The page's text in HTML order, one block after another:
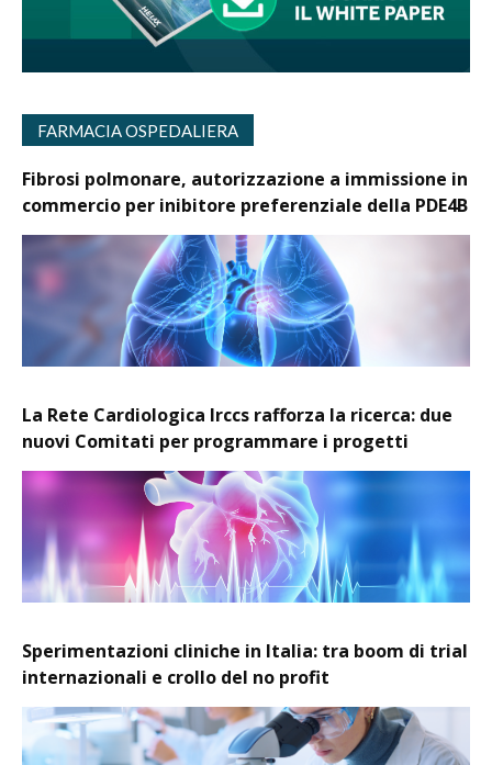
FARMACIA OSPEDALIERA
Fibrosi polmonare, autorizzazione a immissione in
commercio per inibitore preferenziale della PDE4B
La Rete Cardiologica Irccs rafforza la ricerca: due
nuovi Comitati per programmare i progetti
Sperimentazioni cliniche in Italia: tra boom di trial
internazionali e crollo del no profit